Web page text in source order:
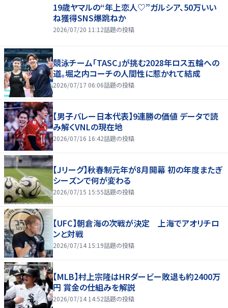
19歳ヤマルの“年上恋人♡”ガルシア、50万いい
ね獲得SNS爆跳ねか
2026/07/20 11:12話題の投稿
競泳チーム「TASC」が挑む2028年ロス五輪への
道。堀之内コーチの人間性に惹かれて結成
2026/07/17 06:06話題の投稿
【男子バレー日本代表】9連勝の価値 データで読
み解くVNLの現在地
2026/07/16 16:42話題の投稿
【Jリーグ】秋春制元年が8月開幕 初の年度またぎ
シーズンで何が変わる
2026/07/15 15:55話題の投稿
【UFC】朝倉海の次戦が決定 上海でアオリチロ
ンと対戦
2026/07/14 15:19話題の投稿
【MLB】村上宗隆はHRダービー敗退も約2400万
円 賞金の仕組みを解説
2026/07/14 14:52話題の投稿